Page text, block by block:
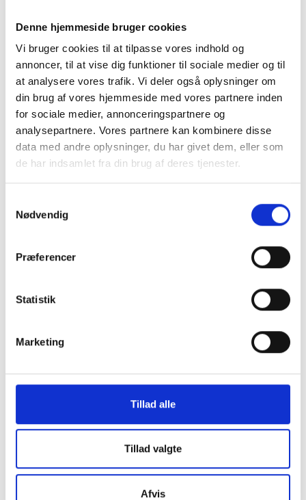
Denne hjemmeside bruger cookies
Vi bruger cookies til at tilpasse vores indhold og
annoncer, til at vise dig funktioner til sociale medier og til
at analysere vores trafik. Vi deler også oplysninger om
din brug af vores hjemmeside med vores partnere inden
for sociale medier, annonceringspartnere og
analysepartnere. Vores partnere kan kombinere disse
data med andre oplysninger, du har givet dem, eller som
de har indsamlet fra din brug af deres tjenester.
Nødvendig
Præferencer
Statistik
Marketing
Tillad alle
Tillad valgte
Afvis
Kom og besøg os
mange butikker i
hele Danmark
Find din lokale forretningher